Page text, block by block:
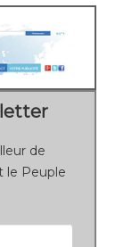
de
le Peuple